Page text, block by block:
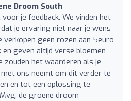
Droom South
voor je feedback. We vinden het
je ervaring niet naar je wens
verkopen geen rozen aan 5euro
en geven altijd verse bloemen
zouden het waarderen als je
ons neemt om dit verder te
en tot een oplossing te
de groene droom